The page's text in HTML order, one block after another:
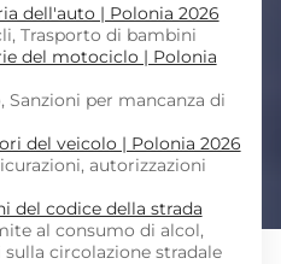
dell'auto | Polonia 2026
Trasporto di bambini
del motociclo | Polonia
Sanzioni per mancanza di
del veicolo | Polonia 2026
autorizzazioni
del codice della strada
al consumo di alcol,
circolazione stradale